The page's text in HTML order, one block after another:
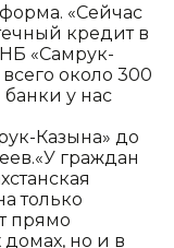
«Сейчас
кредит в
«Самрук-
около 300
у нас
Казына» до
граждан
только
прямо
домах, но и в